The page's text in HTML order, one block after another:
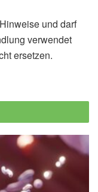
und darf
verwendet
ersetzen.